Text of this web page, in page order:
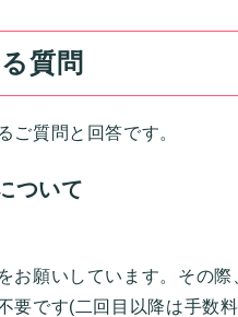
質問
ご質問と回答です。
ついて
お願いしています。その
要です(二回目以降は手数料